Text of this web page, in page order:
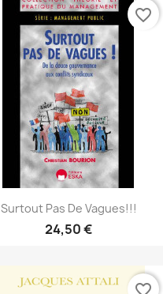
Surtout Pas De Vagues!!!
24,50 €
favorite_border